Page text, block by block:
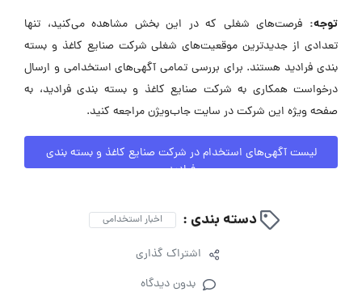
توجه: فرصت‌های شغلی که در این بخش مشاهده می‌کنید، تنها
تعدادی از جدیدترین موقعیت‌های شغلی شرکت صنایع کاغذ و بسته
بندی فرادید هستند. برای بررسی تمامی آگهی‌های استخدامی و ارسال
درخواست همکاری به شرکت صنایع کاغذ و بسته بندی فرادید، به
صفحه ویژه این شرکت در سایت جاب‌ویژن مراجعه کنید.
لیست آگهی‌های استخدام در شرکت صنایع کاغذ و بسته بندی
فرادید
دسته بندی : اخبار استخدامی
اشتراک گذاری
بدون دیدگاه